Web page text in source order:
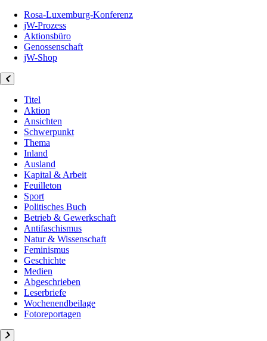
Rosa-Luxemburg-Konferenz
jW-Prozess
Aktionsbüro
Genossenschaft
jW-Shop
Titel
Aktion
Ansichten
Schwerpunkt
Thema
Inland
Ausland
Kapital & Arbeit
Feuilleton
Sport
Politisches Buch
Betrieb & Gewerkschaft
Antifaschismus
Natur & Wissenschaft
Feminismus
Geschichte
Medien
Abgeschrieben
Leserbriefe
Wochenendbeilage
Fotoreportagen